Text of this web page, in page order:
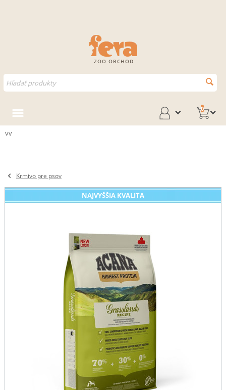
ZOO OBCHOD
0
vv
Krmivo pre psov
NAJVYŠŠIA KVALITA